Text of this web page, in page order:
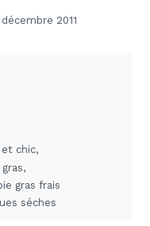
2011
et chic,
,
gras frais
séches